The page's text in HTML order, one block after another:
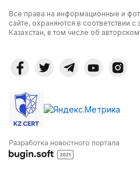
Все права на информационные и
сайте, охраняются в соответствии
Казахстан, в том числе об